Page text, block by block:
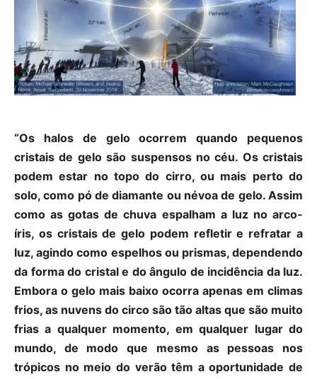
“Os halos de gelo ocorrem quando pequenos
cristais de gelo são suspensos no céu. Os cristais
podem estar no topo do cirro, ou mais perto do
solo, como pó de diamante ou névoa de gelo. Assim
como as gotas de chuva espalham a luz no arco-
íris, os cristais de gelo podem refletir e refratar a
luz, agindo como espelhos ou prismas, dependendo
da forma do cristal e do ângulo de incidência da luz.
Embora o gelo mais baixo ocorra apenas em climas
frios, as nuvens do circo são tão altas que são muito
frias a qualquer momento, em qualquer lugar do
mundo, de modo que mesmo as pessoas nos
trópicos no meio do verão têm a oportunidade de